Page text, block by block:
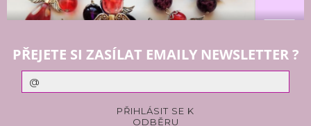
PŘEJETE SI ZASÍLAT EMAILY NEWSLETTER ?